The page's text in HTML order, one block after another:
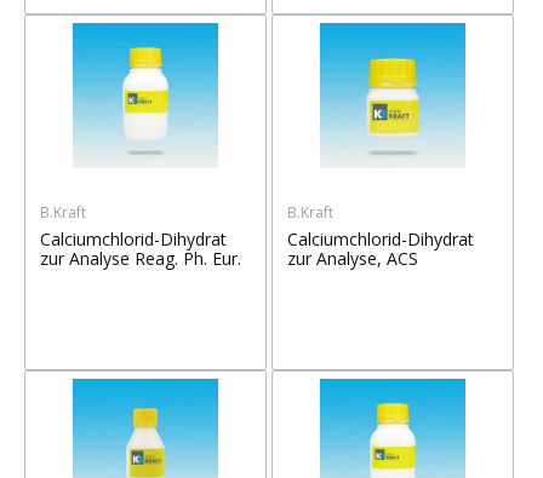
B.Kraft
Calciumchlorid-Dihydrat
zur Analyse Reag. Ph. Eur.
B.Kraft
Calciumchlorid-Dihydrat
zur Analyse, ACS